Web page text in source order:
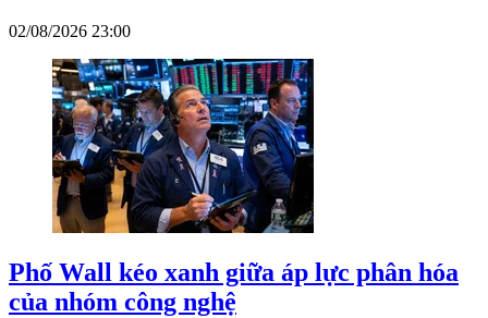
02/08/2026 23:00
Phố Wall kéo xanh giữa áp lực phân hóa
của nhóm công nghệ